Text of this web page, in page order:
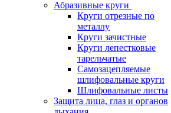
Абразивные круги
Круги отрезные по
металлу
Круги зачистные
Круги лепестковые
тарельчатые
Самозацепляемые
шлифовальные круги
Шлифовальные листы
Защита лица, глаз и органов